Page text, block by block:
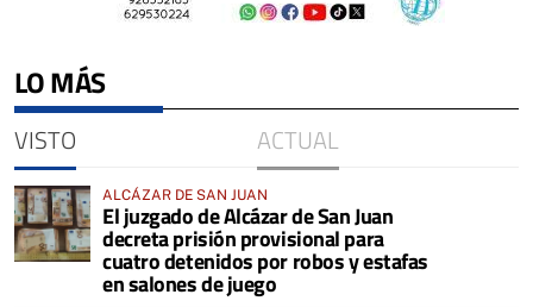
LO MÁS
VISTO ACTUAL
ALCÁZAR DE SAN JUAN
El juzgado de Alcázar de San Juan
decreta prisión provisional para
cuatro detenidos por robos y estafas
en salones de juego